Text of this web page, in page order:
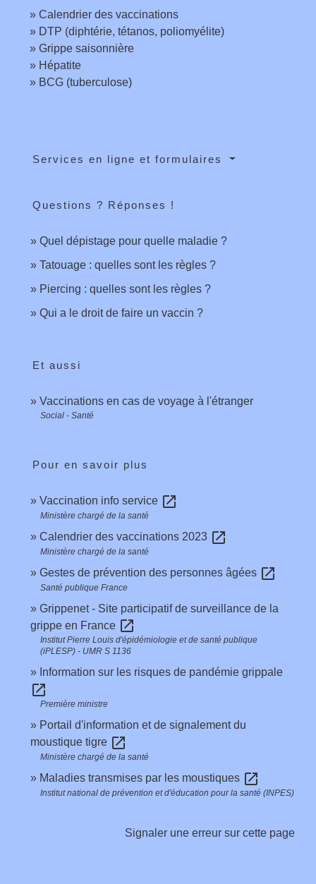
Calendrier des vaccinations
DTP (diphtérie, tétanos, poliomyélite)
Grippe saisonnière
Hépatite
BCG (tuberculose)
Services en ligne et formulaires
Questions ? Réponses !
Quel dépistage pour quelle maladie ?
Tatouage : quelles sont les règles ?
Piercing : quelles sont les règles ?
Qui a le droit de faire un vaccin ?
Et aussi
Vaccinations en cas de voyage à l'étranger
Social - Santé
Pour en savoir plus
Vaccination info service open_in_new
Ministère chargé de la santé
Calendrier des vaccinations 2023 open_in_new
Ministère chargé de la santé
Gestes de prévention des personnes âgées open_in_new
Santé publique France
Grippenet - Site participatif de surveillance de la
grippe en France open_in_new
Institut Pierre Louis d'épidémiologie et de santé publique
(iPLESP) - UMR S 1136
Information sur les risques de pandémie grippale
open_in_new
Première ministre
Portail d'information et de signalement du
moustique tigre open_in_new
Ministère chargé de la santé
Maladies transmises par les moustiques open_in_new
Institut national de prévention et d'éducation pour la santé (INPES)
Signaler une erreur sur cette page